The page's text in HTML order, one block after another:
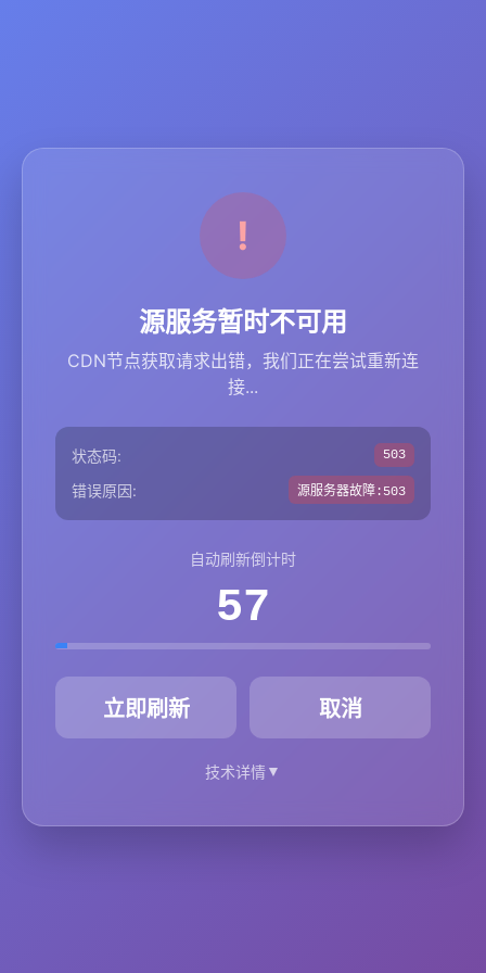
源服务暂时不可用
CDN节点获取请求出错，我们正在尝试重新连
接...
状态码: 503
错误原因: 源服务器故障:503
自动刷新倒计时
57
立即刷新 取消
技术详情▼